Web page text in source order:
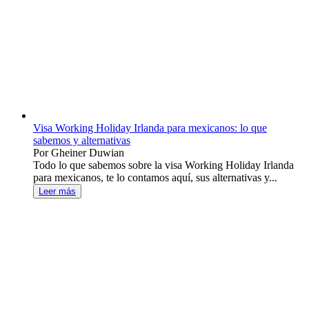
Visa Working Holiday Irlanda para mexicanos: lo que
sabemos y alternativas
Por Gheiner Duwian
Todo lo que sabemos sobre la visa Working Holiday Irlanda
para mexicanos, te lo contamos aquí, sus alternativas y...
Leer más